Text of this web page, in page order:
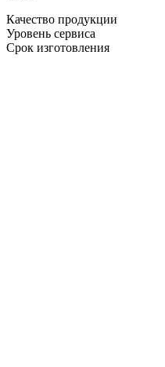
Качество продукции
Уровень сервиса
Срок изготовления